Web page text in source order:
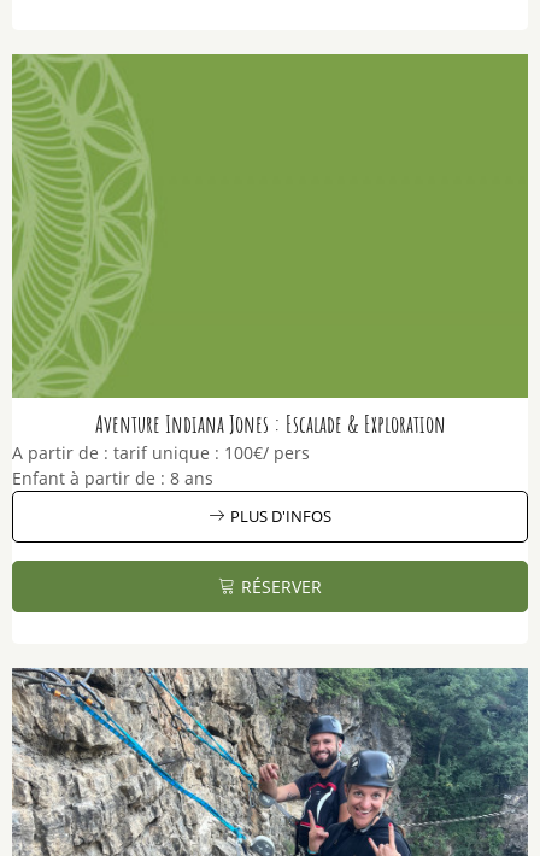
Aventure Indiana Jones : Escalade & Exploration
A partir de : tarif unique : 100€/ pers
Enfant à partir de : 8 ans
PLUS D'INFOS
RÉSERVER